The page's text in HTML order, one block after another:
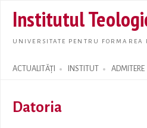
Institutul
UNIVERSITATE PENTRU
ACTUALITĂȚI INSTITUT ADMITERE
Search form
Datoria